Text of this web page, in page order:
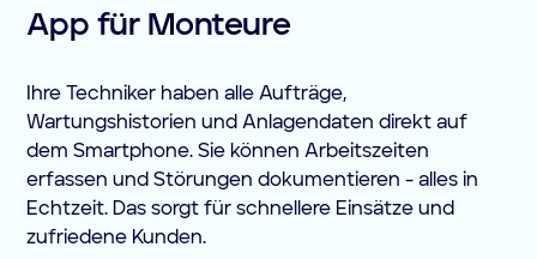
App für Monteure
Ihre Techniker haben alle Aufträge,
Wartungshistorien und Anlagendaten direkt auf
dem Smartphone. Sie können Arbeitszeiten
erfassen und Störungen dokumentieren - alles in
Echtzeit. Das sorgt für schnellere Einsätze und
zufriedene Kunden.